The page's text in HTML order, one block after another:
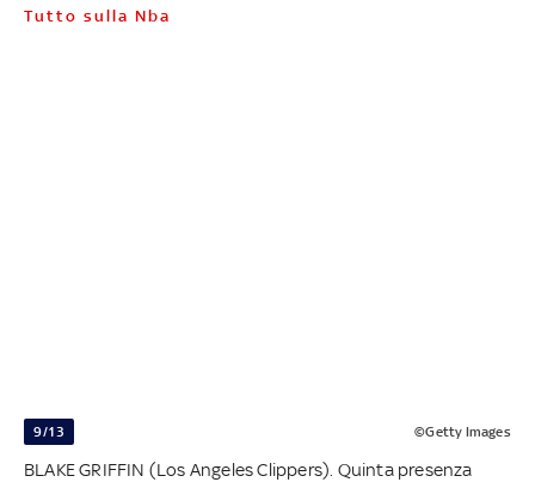
Tutto sulla Nba
9/13 ©Getty Images
BLAKE GRIFFIN (Los Angeles Clippers). Quinta presenza